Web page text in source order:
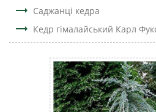
trending_flat Саджанці кедра
trending_flat Кедр гімалайський Карл